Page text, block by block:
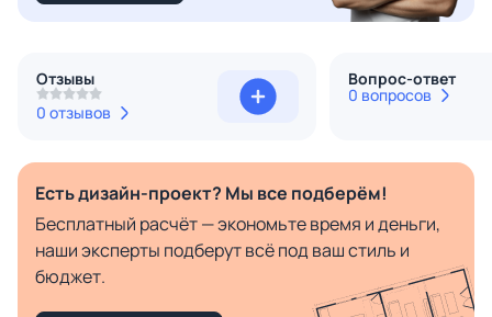
Отзывы
0 отзывов
Вопрос-ответ
0 вопросов
Есть дизайн-проект? Мы все подберём!
Бесплатный расчёт — экономьте время и деньги,
наши эксперты подберут всё под ваш стиль и
бюджет.